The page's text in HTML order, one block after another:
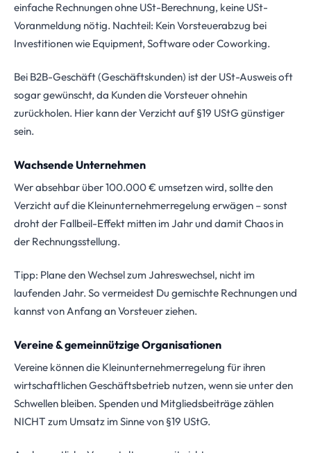
einfache Rechnungen ohne USt-Berechnung, keine USt-
Voranmeldung nötig. Nachteil: Kein Vorsteuerabzug bei
Investitionen wie Equipment, Software oder Coworking.
Bei B2B-Geschäft (Geschäftskunden) ist der USt-Ausweis oft
sogar gewünscht, da Kunden die Vorsteuer ohnehin
zurückholen. Hier kann der Verzicht auf §19 UStG günstiger
sein.
Wachsende Unternehmen
Wer absehbar über 100.000 € umsetzen wird, sollte den
Verzicht auf die Kleinunternehmerregelung erwägen – sonst
droht der Fallbeil-Effekt mitten im Jahr und damit Chaos in
der Rechnungsstellung.
Tipp: Plane den Wechsel zum Jahreswechsel, nicht im
laufenden Jahr. So vermeidest Du gemischte Rechnungen und
kannst von Anfang an Vorsteuer ziehen.
Vereine & gemeinnützige Organisationen
Vereine können die Kleinunternehmerregelung für ihren
wirtschaftlichen Geschäftsbetrieb nutzen, wenn sie unter den
Schwellen bleiben. Spenden und Mitgliedsbeiträge zählen
NICHT zum Umsatz im Sinne von §19 UStG.